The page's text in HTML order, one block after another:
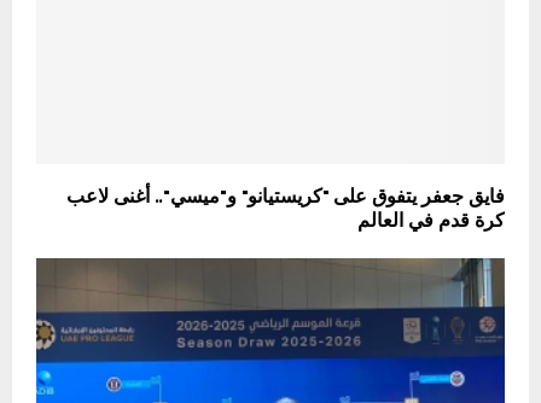
فايق جعفر يتفوق على "كريستيانو" و"ميسي".. أغنى لاعب
كرة قدم في العالم